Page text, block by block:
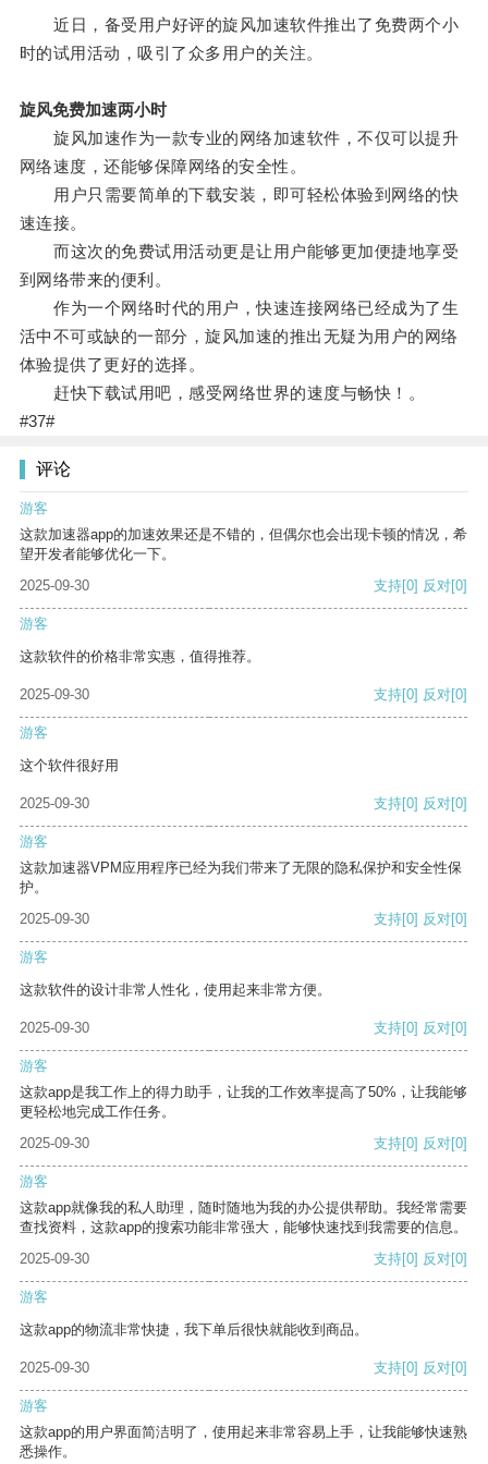
近日，备受用户好评的旋风加速软件推出了免费两个小
时的试用活动，吸引了众多用户的关注。
旋风免费加速两小时
旋风加速作为一款专业的网络加速软件，不仅可以提升
网络速度，还能够保障网络的安全性。
用户只需要简单的下载安装，即可轻松体验到网络的快
速连接。
而这次的免费试用活动更是让用户能够更加便捷地享受
到网络带来的便利。
作为一个网络时代的用户，快速连接网络已经成为了生
活中不可或缺的一部分，旋风加速的推出无疑为用户的网络
体验提供了更好的选择。
赶快下载试用吧，感受网络世界的速度与畅快！。
#37#
评论
游客
这款加速器app的加速效果还是不错的，但偶尔也会出现卡顿的情况，希
望开发者能够优化一下。
2025-09-30
支持[0] 反对[0]
游客
这款软件的价格非常实惠，值得推荐。
2025-09-30 支持[0] 反对[0]
游客
这个软件很好用
2025-09-30 支持[0] 反对[0]
游客
这款加速器VPM应用程序已经为我们带来了无限的隐私保护和安全性保
护。
2025-09-30
支持[0] 反对[0]
游客
这款软件的设计非常人性化，使用起来非常方便。
2025-09-30 支持[0] 反对[0]
游客
这款app是我工作上的得力助手，让我的工作效率提高了50%，让我能够
更轻松地完成工作任务。
2025-09-30
支持[0] 反对[0]
游客
这款app就像我的私人助理，随时随地为我的办公提供帮助。我经常需要
查找资料，这款app的搜索功能非常强大，能够快速找到我需要的信息。
2025-09-30
支持[0] 反对[0]
游客
这款app的物流非常快捷，我下单后很快就能收到商品。
2025-09-30 支持[0] 反对[0]
游客
这款app的用户界面简洁明了，使用起来非常容易上手，让我能够快速熟
悉操作。